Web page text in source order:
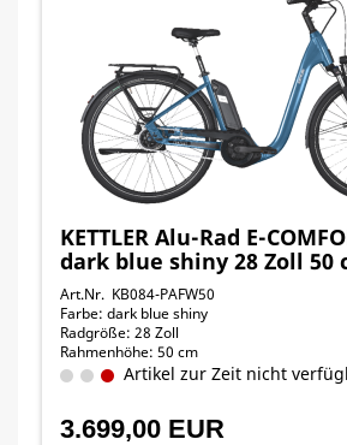
KETTLER Alu-Rad E-
dark blue shiny 28 Zoll 50
Art.Nr. KB084-PAFW50
Farbe: dark blue shiny
Radgröße: 28 Zoll
Rahmenhöhe: 50 cm
Artikel zur Zeit nicht
3.699,00 EUR